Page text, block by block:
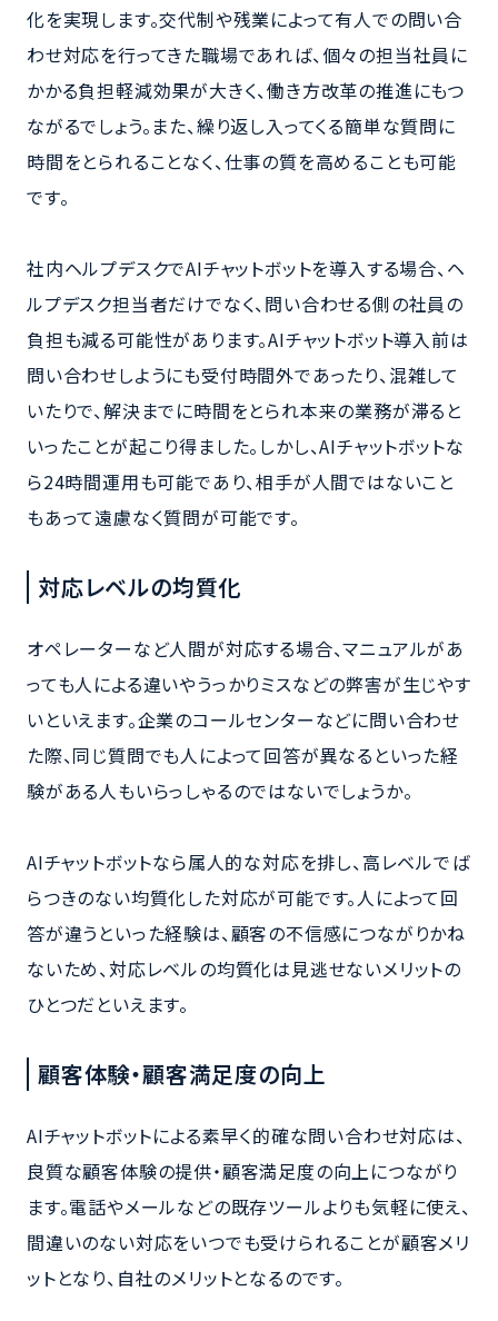
化を実現します。交代制や残業によって有人での問い合
わせ対応を行ってきた職場であれば、個々の担当社員に
かかる負担軽減効果が大きく、働き方改革の推進にもつ
ながるでしょう。また、繰り返し入ってくる簡単な質問に
時間をとられることなく、仕事の質を高めることも可能
です。
社内ヘルプデスクでAIチャットボットを導入する場合、ヘ
ルプデスク担当者だけでなく、問い合わせる側の社員の
負担も減る可能性があります。AIチャットボット導入前は
問い合わせしようにも受付時間外であったり、混雑して
いたりで、解決までに時間をとられ本来の業務が滞ると
いったことが起こり得ました。しかし、AIチャットボットな
ら24時間運用も可能であり、相手が人間ではないこと
もあって遠慮なく質問が可能です。
対応レベルの均質化
オペレーターなど人間が対応する場合、マニュアルがあ
っても人による違いやうっかりミスなどの弊害が生じやす
いといえます。企業のコールセンターなどに問い合わせ
た際、同じ質問でも人によって回答が異なるといった経
験がある人もいらっしゃるのではないでしょうか。
AIチャットボットなら属人的な対応を排し、高レベルでば
らつきのない均質化した対応が可能です。人によって回
答が違うといった経験は、顧客の不信感につながりかね
ないため、対応レベルの均質化は見逃せないメリットの
ひとつだといえます。
顧客体験・顧客満足度の向上
AIチャットボットによる素早く的確な問い合わせ対応は、
良質な顧客体験の提供・顧客満足度の向上につながり
ます。電話やメールなどの既存ツールよりも気軽に使え、
間違いのない対応をいつでも受けられることが顧客メリ
ットとなり、自社のメリットとなるのです。